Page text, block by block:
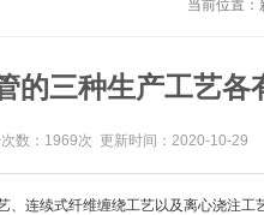
当前位置：
的三种生产工艺各
次数：1969次 更新时间：2020-10-29
连续式纤维缠绕工艺以及离心浇注工